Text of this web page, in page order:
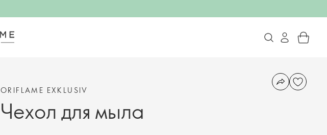
ORIFLAME EXKLUSIV
Чехол для мыла